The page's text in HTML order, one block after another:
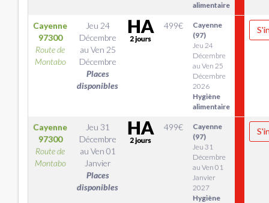
alimentaire
Cayenne
97300
Route de
Montabo
Jeu 24
Décembre
au Ven 25
Décembre
Places
disponibles
499€
Cayenne
(97)
Jeu 24
Décembre
au Ven 25
Décembre
2026
Hygiène
alimentaire
Cayenne
97300
Route de
Montabo
Jeu 31
Décembre
au Ven 01
Janvier
Places
disponibles
499€
Cayenne
(97)
Jeu 31
Décembre
au Ven 01
Janvier
2027
Hygiène